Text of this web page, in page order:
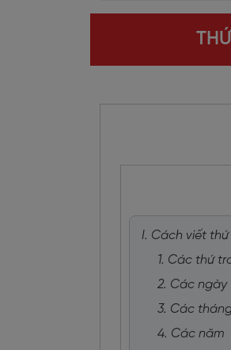
I. Cách viết
1. Các thứ
2. Các
3. Các
4. Các năm